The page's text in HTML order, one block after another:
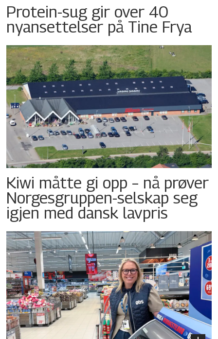
Protein-sug gir over 40
nyansettelser på Tine Frya
Kiwi måtte gi opp – nå prøver
Norgesgruppen-selskap seg
igjen med dansk lavpris